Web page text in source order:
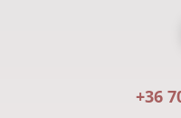
+36